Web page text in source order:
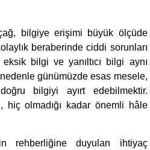
çağ, bilgiye erişimi büyük ölçüde
beraberinde ciddi sorunları
bilgi ve yanıltıcı bilgi aynı
günümüzde esas mesele,
bilgiyi ayırt edebilmektir.
hiç olmadığı kadar önemli hâle
rehberliğine duyulan ihtiyaç